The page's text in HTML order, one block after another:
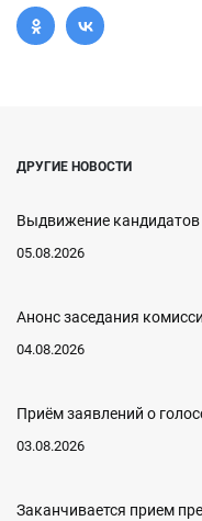
ДРУГИЕ НОВОСТИ
Выдвижение кандидатов
05.08.2026
Анонс заседания
04.08.2026
Приём заявлений о
03.08.2026
Заканчивается прием